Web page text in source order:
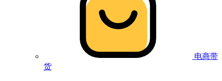
电商带
货